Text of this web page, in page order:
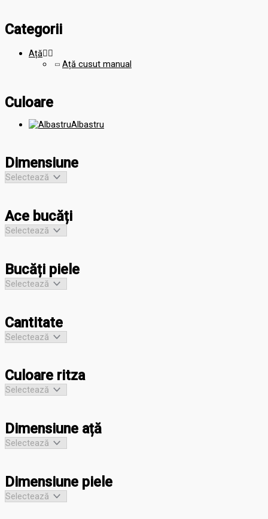
Categorii
Ață
Ață cusut manual
Culoare
Albastru
Dimensiune
Ace bucăți
Bucăți piele
Cantitate
Culoare ritza
Dimensiune ață
Dimensiune piele